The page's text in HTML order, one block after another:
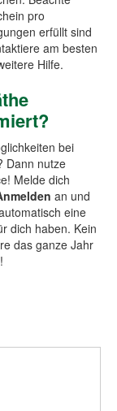
pro
erfüllt sind
am besten
Hilfe.
bei
Dann nutze
Melde dich
an und
eine
dich haben. Kein
das ganze Jahr